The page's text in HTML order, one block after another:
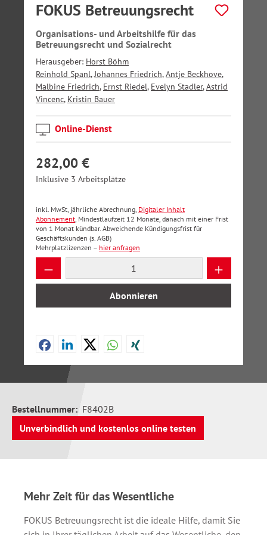
FOKUS Betreuungsrecht
Organisations- und Arbeitshilfe für das
Betreuungsrecht und Sozialrecht
Herausgeber: Horst Böhm
Reinhold Spanl,Johannes Friedrich,Antje Beckhove,
Malbine Friedrich, Ernst Riedel, Evelyn Stadler,Astrid
Vincenc, Kristin Bauer
Online-Dienst
282,00 €
Inklusive 3 Arbeitsplätze
inkl. MwSt, jährliche Abrechnung, Digitaler Inhalt
Abonnement, Mindestlaufzeit 12 Monate, danach mit einer Frist
von 1 Monat kündbar. Abweichende Kündigungsfrist für
Geschäftskunden (s. AGB)
Mehrplatzlizenzen – hier anfragen
Produkt Anzahl: Gib den gewünschten
Abonnieren
Bestellnummer: F8402B
Unverbindlich und kostenlos online testen
Mehr Zeit für das Wesentliche
FOKUS Betreuungsrecht ist die ideale Hilfe, damit Sie